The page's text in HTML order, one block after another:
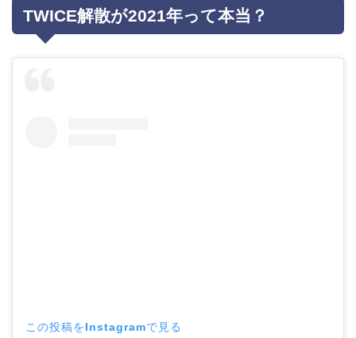
TWICE解散が2021年って本当？
この投稿をInstagramで見る